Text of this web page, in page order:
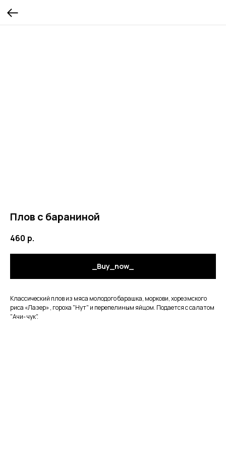
Плов с бараниной
460 р.
_Buy_now_
Классический плов из мяса молодого барашка, моркови, хорезмского
риса «Лазер» , гороха "Нут" и перепелиным яйцом. Подается с салатом
"Ачи- чук".